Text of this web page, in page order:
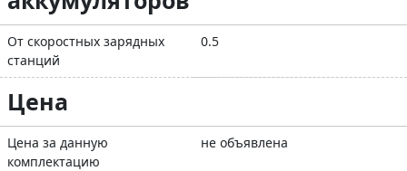
От скоростных зарядных
станций
0.5
Цена
Цена за данную
комплектацию
не объявлена